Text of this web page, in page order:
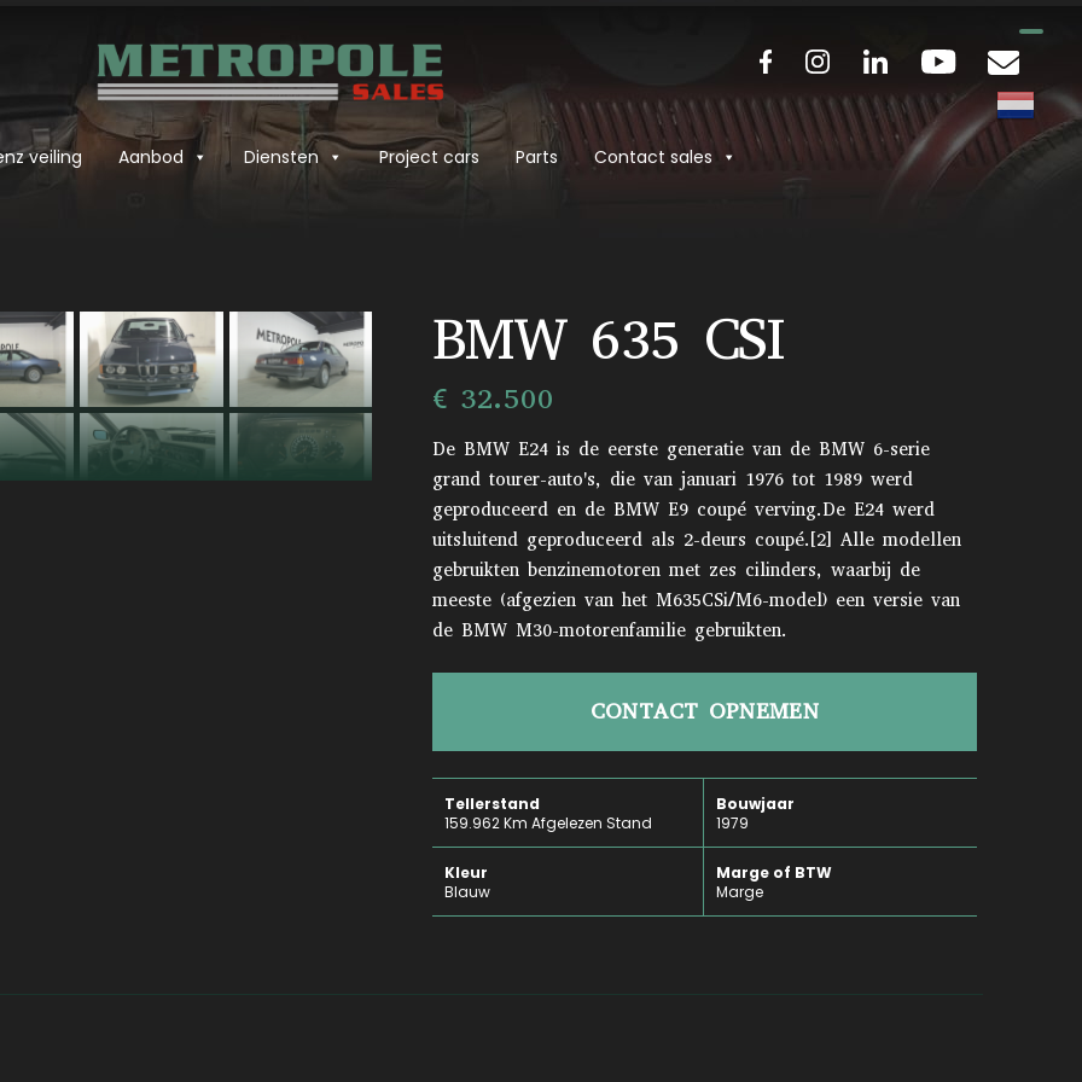
veiling Aanbod Diensten Project cars Parts Contact sales
› BMW 635 CSI
€ 32.500
De BMW E24 is de eerste generatie van de BMW 6-serie
grand tourer-auto's, die van januari 1976 tot 1989 werd
geproduceerd en de BMW E9 coupé verving.De E24 werd
uitsluitend geproduceerd als 2-deurs coupé.[2] Alle modellen
gebruikten benzinemotoren met zes cilinders, waarbij de
meeste (afgezien van het M635CSi/M6-model) een versie van
de BMW M30-motorenfamilie gebruikten.
CONTACT OPNEMEN
Tellerstand
159.962 Km Afgelezen Stand
Bouwjaar
1979
Kleur
Blauw
Marge of BTW
Marge